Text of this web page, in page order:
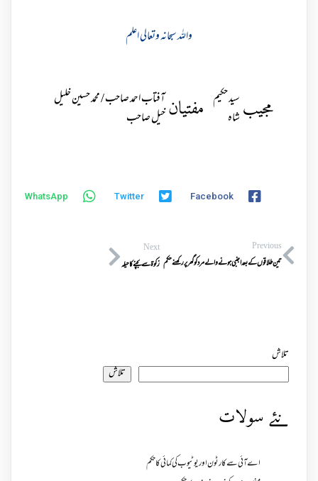
واللہ سبحانہ وتعالی اعلم
مجیب سید حکیم
شاہ
مفتیانآفتاب احمد صاحب / محمد حسین خلیل
خیل صاحب
Facebook
Twitter
WhatsApp
Previous
تین طلاقوں کے بعداجنبی ہونے والےمرد کوگھر پر رکھنے حکم
Next
زکوۃ سے بچنے کا حیلہ
تلاش
تلاش
نئے سولات
اے آئی سے کارٹون اور یوٹیوب کی کمائی کا حکم